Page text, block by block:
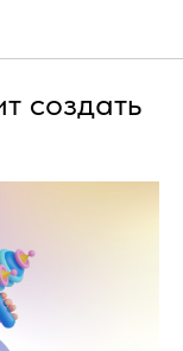
создать